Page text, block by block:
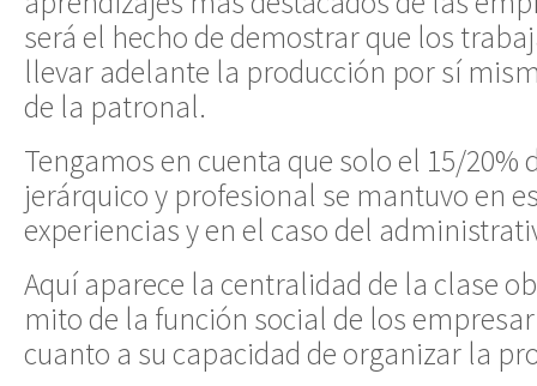
será el hecho de demostrar que los
llevar adelante la producción por sí
de la patronal.
Tengamos en cuenta que solo el 15/20%
jerárquico y profesional se mantuvo en
experiencias y en el caso del
Aquí aparece la centralidad de la clase
mito de la función social de los
cuanto a su capacidad de organizar la